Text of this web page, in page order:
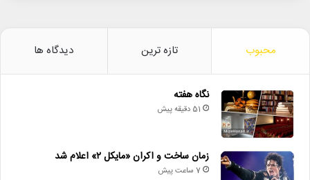
محبوب تازه ترین دیدگاه ها
نگاه هفته
51 دقیقه پیش
زمان ساخت و اکران «مایکل ۲» اعلام شد
7 ساعت پیش